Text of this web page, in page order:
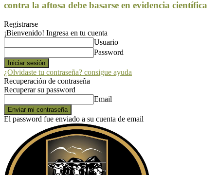
contra la aftosa debe basarse en evidencia científica
Registrarse
¡Bienvenido! Ingresa en tu cuenta
Usuario
Password
¿Olvidaste tu contraseña? consigue ayuda
Recuperación de contraseña
Recuperar su password
Email
El password fue enviado a su cuenta de email